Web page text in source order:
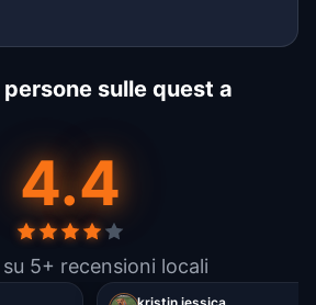
sulle quest a
4.4
5+ recensioni locali